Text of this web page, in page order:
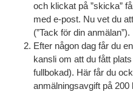
och klickat på ”skicka”
med e-post. Nu vet du
(”Tack för din anmälan”).
Efter någon dag får du
kansli om att du fått
fullbokad). Här får du
anmälningsavgift på